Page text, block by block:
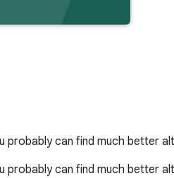
probably can find much better
probably can find much better